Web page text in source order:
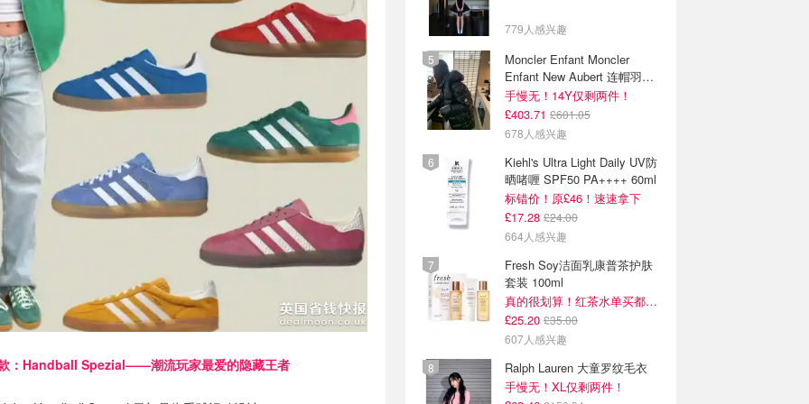
：Handball Spezial——潮流玩家最爱的隐藏王者
779人感兴趣
Moncler Enfant Moncler
Enfant New Aubert 连帽羽绒
服
手慢无！14Y仅剩两件！
£403.71 £601.05
678人感兴趣
Kiehl's Ultra Light Daily UV防
晒啫喱 SPF50 PA++++ 60ml
标错价！原£46！速速拿下
£17.28 £24.00
664人感兴趣
Fresh Soy洁面乳康普茶护肤
套装 100ml
真的很划算！红茶水单买都要£35！
£25.20 £35.00
607人感兴趣
Ralph Lauren 大童罗纹毛衣
手慢无！XL仅剩两件！